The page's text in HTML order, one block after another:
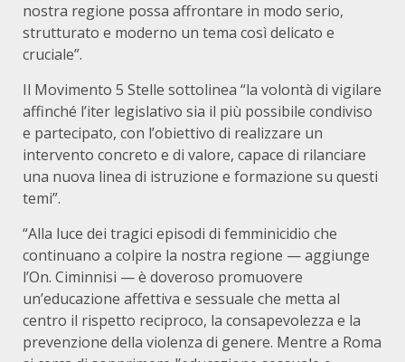
nostra regione possa affrontare in modo serio,
strutturato e moderno un tema così delicato e
cruciale”.
Il Movimento 5 Stelle sottolinea “la volontà di vigilare
affinché l’iter legislativo sia il più possibile condiviso
e partecipato, con l’obiettivo di realizzare un
intervento concreto e di valore, capace di rilanciare
una nuova linea di istruzione e formazione su questi
temi”.
“Alla luce dei tragici episodi di femminicidio che
continuano a colpire la nostra regione — aggiunge
l’On. Ciminnisi — è doveroso promuovere
un’educazione affettiva e sessuale che metta al
centro il rispetto reciproco, la consapevolezza e la
prevenzione della violenza di genere. Mentre a Roma